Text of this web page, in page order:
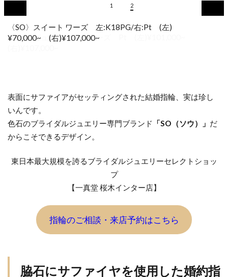
〈SO〉スイート ワーズ 左:K18PG/右:Pt (左)
¥70,000~ (右)¥107,000~
1 2
表面にサファイアがセッティングされた結婚指輪、実は珍し
いんです。
色石のブライダルジュエリー専門ブランド
「SO（ソウ）」 だ
からこそできるデザイン。
東日本最大規模を誇るブライダルジュエリーセレクトショッ
プ
【一真堂 桜木インター店】
指輪のご相談・来店予約はこちら
脇石にサファイヤを使用した婚約指